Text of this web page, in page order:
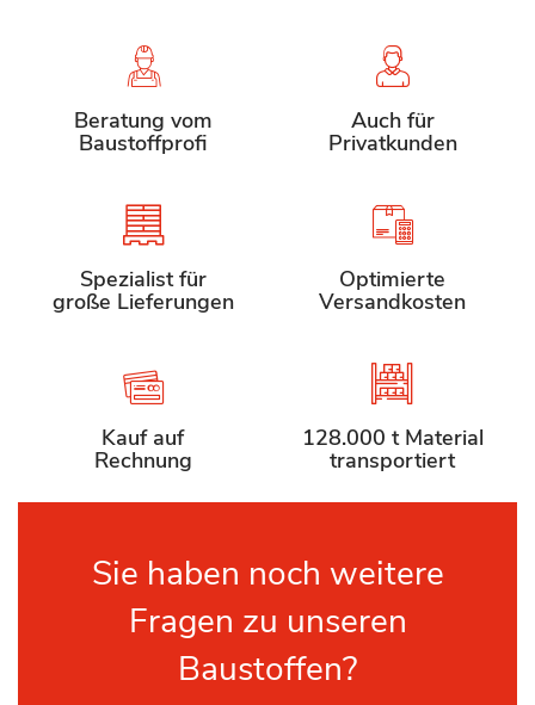
Beratung vom
Baustoffprofi
Auch für
Privatkunden
Spezialist für
große Lieferungen
Optimierte
Versandkosten
Kauf auf
Rechnung
128.000 t Material
transportiert
Sie haben noch weitere
Fragen zu unseren
Baustoffen?